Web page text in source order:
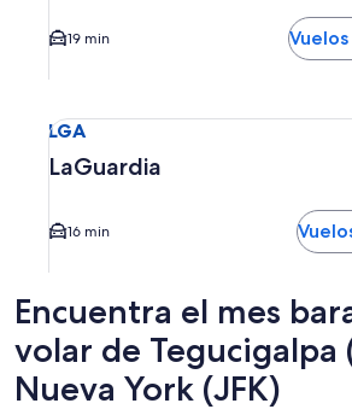
19 min
LGA
LaGuardia
16 min
Encuentra el mes
volar de Tegucigalpa
Nueva York (JFK)